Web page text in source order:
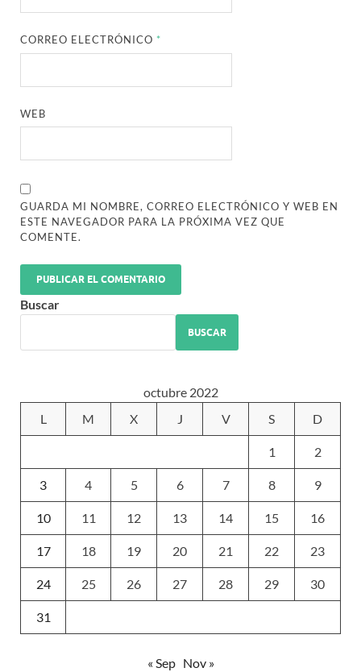
CORREO ELECTRÓNICO *
WEB
GUARDA MI NOMBRE, CORREO ELECTRÓNICO Y WEB EN
ESTE NAVEGADOR PARA LA PRÓXIMA VEZ QUE
COMENTE.
Buscar
BUSCAR
octubre 2022
L
M X J V S D
1 2
3 4 5 6 7 8 9
10 11 12 13 14 15 16
17 18 19 20 21 22 23
24 25 26 27 28 29 30
31
« Sep Nov »